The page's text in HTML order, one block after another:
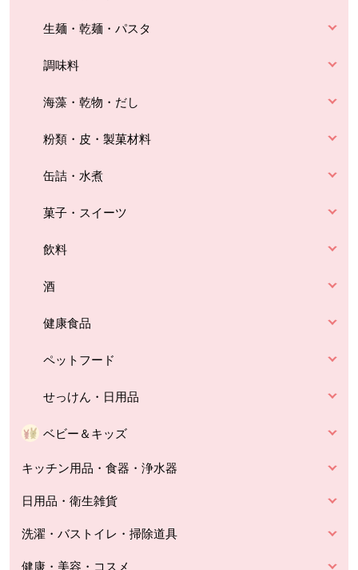
生麺・乾麺・パスタ
調味料
海藻・乾物・だし
粉類・皮・製菓材料
缶詰・水煮
菓子・スイーツ
飲料
酒
健康食品
ペットフード
せっけん・日用品
ベビー＆キッズ
キッチン用品・食器・浄水器
日用品・衛生雑貨
洗濯・バストイレ・掃除道具
健康・美容・コスメ